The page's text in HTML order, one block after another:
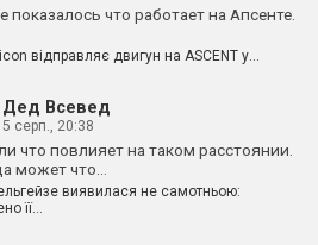
показалось что работает на Апсенте.
відправляє двигун на ASCENT у…
Дед Всевед
5 серп., 20:38
что повлияет на таком расстоянии.
может что…
виявилася не самотньою:
її…